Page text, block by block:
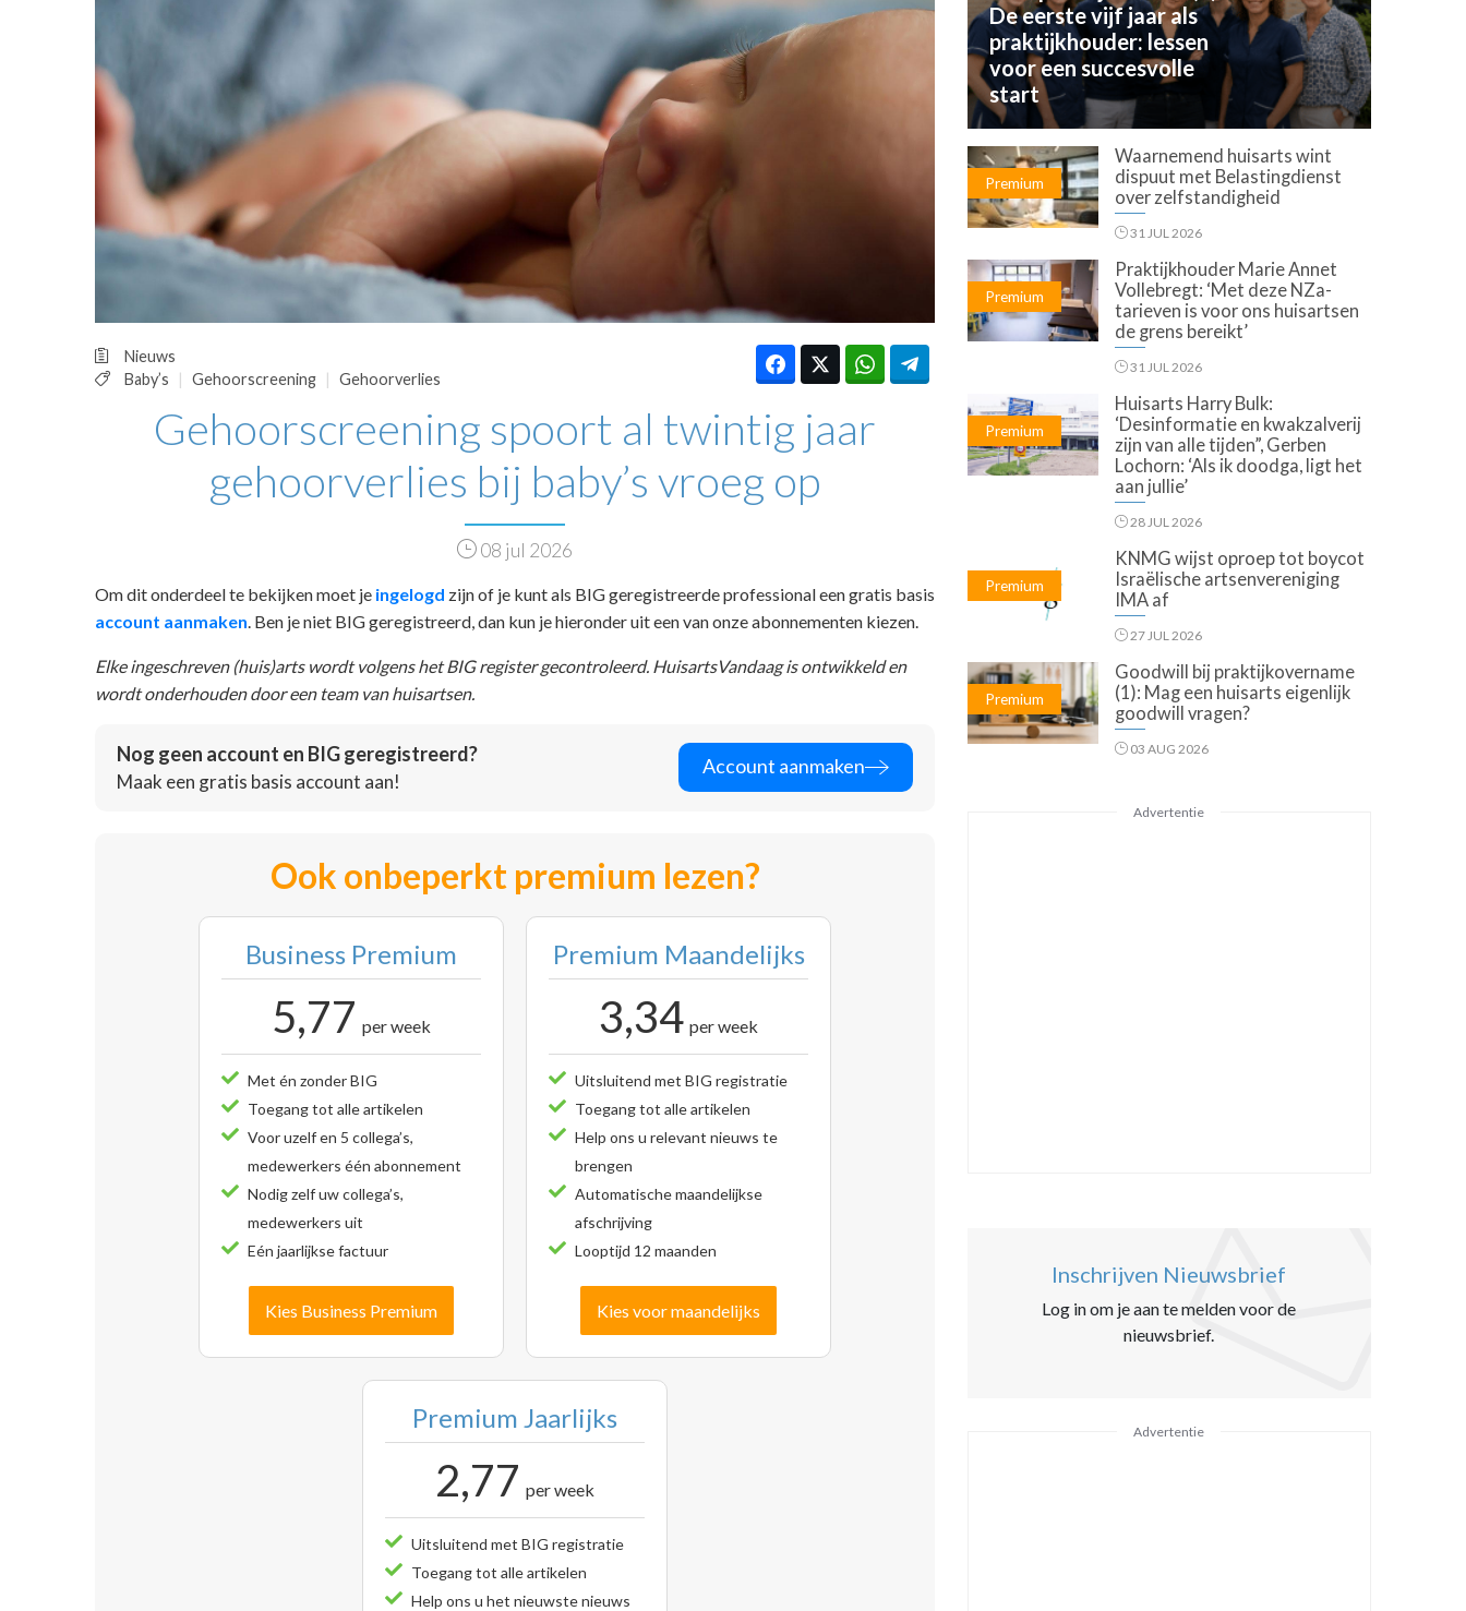
PRAKTIJKZAKEN
TARIEVEN
VPHUISARTSEN
MEDISCHE VAKHANDEL
INLOGGEN
REGISTRATIE
Nieuws
Baby’s
Gehoorscreening Gehoorverlies
Gehoorscreening spoort al twintig jaar
gehoorverlies bij baby’s vroeg op
08 jul 2026
Om dit onderdeel te bekijken moet je ingelogd zijn of je kunt als BIG geregistreerde professional een gratis basis
account aanmaken . Ben je niet BIG geregistreerd, dan kun je hieronder uit een van onze abonnementen kiezen.
Elke ingeschreven (huis)arts wordt volgens het BIG register gecontroleerd. HuisartsVandaag is ontwikkeld en
wordt onderhouden door een team van huisartsen.
Nog geen account en BIG geregistreerd?
Maak een gratis basis account aan!
Account aanmaken
Ook onbeperkt premium lezen?
Business Premium
5,77 per week
Met én zonder BIG
Toegang tot alle artikelen
Voor uzelf en 5 collega’s,
medewerkers één abonnement
Nodig zelf uw collega’s,
medewerkers uit
Eén jaarlijkse factuur
Kies Business Premium
Premium Maandelijks
3,34 per week
Uitsluitend met BIG registratie
Toegang tot alle artikelen
Help ons u relevant nieuws te
brengen
Automatische maandelijkse
afschrijving
Looptijd 12 maanden
Kies voor maandelijks
Premium Jaarlijks
2,77 per week
Uitsluitend met BIG registratie
Toegang tot alle artikelen
Help ons u het nieuwste nieuws
De eerste vijf jaar als
praktijkhouder: lessen
voor een succesvolle
start
Premium
Waarnemend huisarts wint
dispuut met Belastingdienst
over zelfstandigheid
31 JUL 2026
Premium
Praktijkhouder Marie Annet
Vollebregt: ‘Met deze NZa-
tarieven is voor ons huisartsen
de grens bereikt’
31 JUL 2026
Premium
Huisarts Harry Bulk:
‘Desinformatie en kwakzalverij
zijn van alle tijden”, Gerben
Lochorn: ‘Als ik doodga, ligt het
aan jullie’
28 JUL 2026
Premium
KNMG wijst oproep tot boycot
Israëlische artsenvereniging
IMA af
27 JUL 2026
Premium
Goodwill bij praktijkovername
(1): Mag een huisarts eigenlijk
goodwill vragen?
03 AUG 2026
Advertentie
Inschrijven Nieuwsbrief
Log in om je aan te melden voor de
nieuwsbrief.
Advertentie